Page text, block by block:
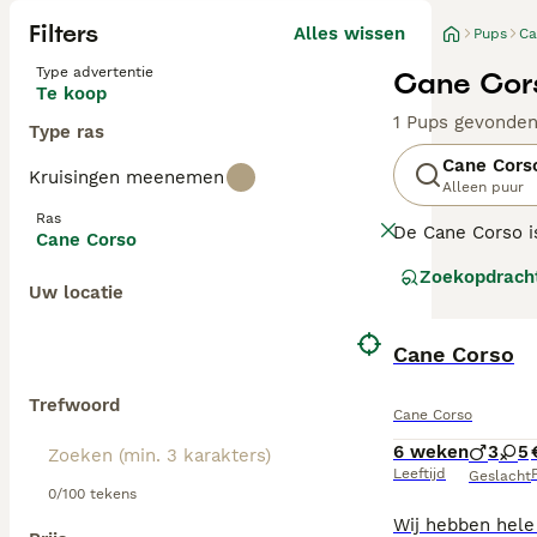
Filters Alles wissen
Type advertentie
Te koop
Type ras
Kruisingen meenemen
Ras
Cane Corso
Uw locatie
Trefwoord
0/100 tekens
Pups
Cane
1 Pups gevonden
Cane
Alleen puur
De Cane
Cane Corso
Cane Corso
6 weken
Leeftijd
3 5
Geslacht